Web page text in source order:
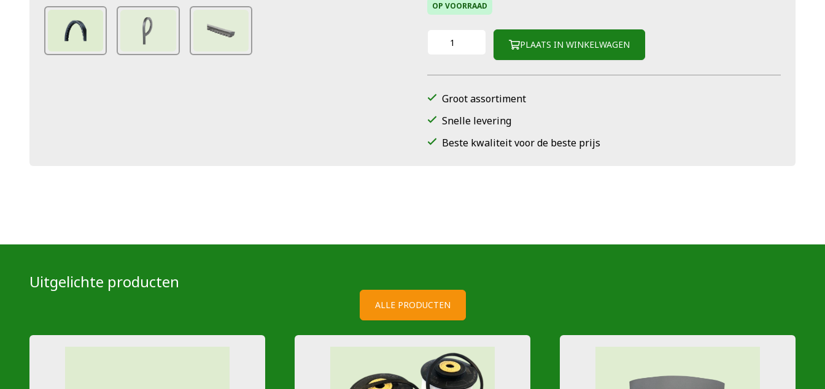
OP VOORRAAD
PLAATS IN WINKELWAGEN
Groot assortiment
Snelle levering
Beste kwaliteit voor de beste prijs
Uitgelichte producten
ALLE PRODUCTEN